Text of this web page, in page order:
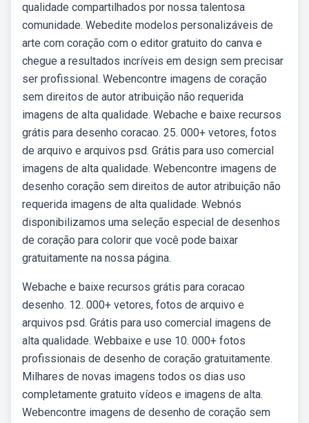
qualidade compartilhados por nossa talentosa
comunidade. Webedite modelos personalizáveis de
arte com coração com o editor gratuito do canva e
chegue a resultados incríveis em design sem precisar
ser profissional. Webencontre imagens de coração
sem direitos de autor atribuição não requerida
imagens de alta qualidade. Webache e baixe recursos
grátis para desenho coracao. 25. 000+ vetores, fotos
de arquivo e arquivos psd. Grátis para uso comercial
imagens de alta qualidade. Webencontre imagens de
desenho coração sem direitos de autor atribuição não
requerida imagens de alta qualidade. Webnós
disponibilizamos uma seleção especial de desenhos
de coração para colorir que você pode baixar
gratuitamente na nossa página.
Webache e baixe recursos grátis para coracao
desenho. 12. 000+ vetores, fotos de arquivo e
arquivos psd. Grátis para uso comercial imagens de
alta qualidade. Webbaixe e use 10. 000+ fotos
profissionais de desenho de coração gratuitamente.
Milhares de novas imagens todos os dias uso
completamente gratuito vídeos e imagens de alta.
Webencontre imagens de desenho de coração sem